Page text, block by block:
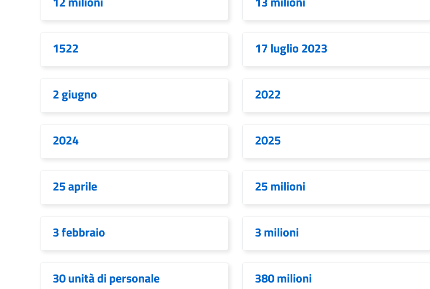
1522 17 luglio 2023
2 giugno 2022
2024 2025
25 aprile 25 milioni
3 febbraio 3 milioni
30 unità di personale 380 milioni